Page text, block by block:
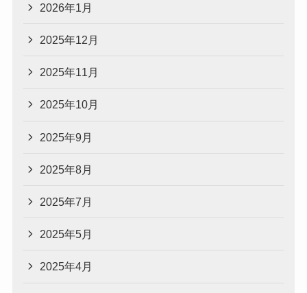
2026年1月
2025年12月
2025年11月
2025年10月
2025年9月
2025年8月
2025年7月
2025年5月
2025年4月